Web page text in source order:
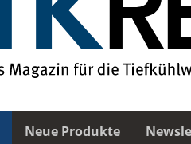
Neue Produkte